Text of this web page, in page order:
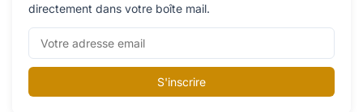
directement dans votre boîte mail.
S'inscrire